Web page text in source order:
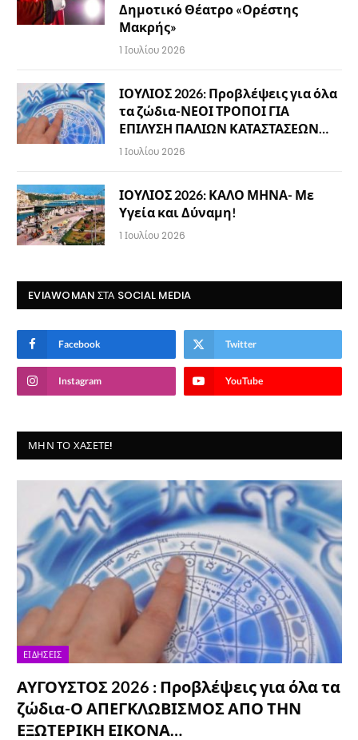
Δημοτικό Θέατρο «Ορέστης
Μακρής»
1 Ιουλίου 2026
ΙΟΥΛΙΟΣ 2026: Προβλέψεις για όλα
τα ζώδια-ΝΕΟΙ ΤΡΟΠΟΙ ΓΙΑ
ΕΠΙΛΥΣΗ ΠΑΛΙΩΝ ΚΑΤΑΣΤΑΣΕΩΝ…
1 Ιουλίου 2026
ΙΟΥΛΙΟΣ 2026: ΚΑΛΟ ΜΗΝΑ- Με
Υγεία και Δύναμη!
1 Ιουλίου 2026
EVIAWOMAN ΣΤΑ SOCIAL MEDIA
Facebook Twitter
Instagram YouTube
ΜΗΝ ΤΟ ΧΆΣΕΤΕ!
ΕΙΔΉΣΕΙΣ
ΑΥΓΟΥΣΤΟΣ 2026 : Προβλέψεις για όλα τα
ζώδια-Ο ΑΠΕΓΚΛΩΒΙΣΜΟΣ ΑΠΟ ΤΗΝ
ΕΞΩΤΕΡΙΚΗ ΕΙΚΟΝΑ…